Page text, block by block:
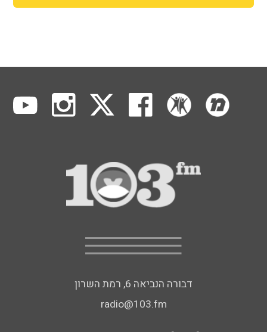
דבורה הנביאה 6, רמת השרון
radio@103.fm